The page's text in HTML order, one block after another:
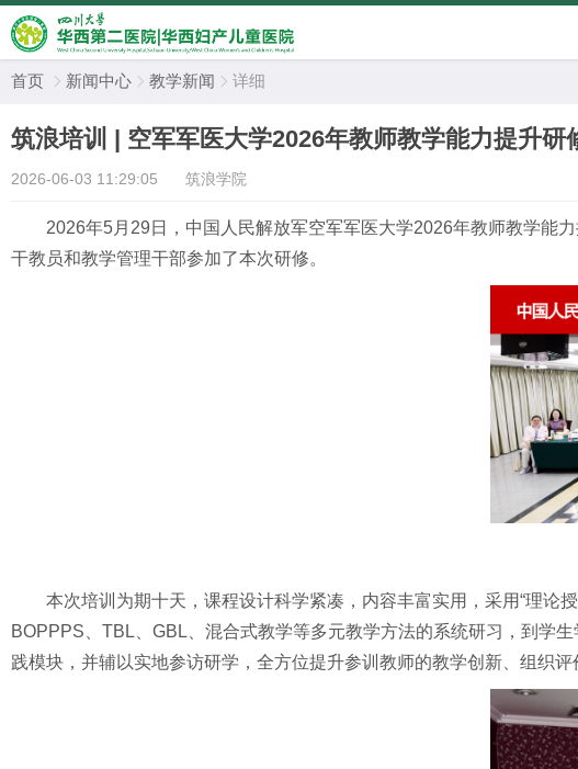
首页  新闻中心  教学新闻  详细
筑浪培训 | 空军军医大学2026年教师教学能力提升研
2026-06-03 11:29:05 筑浪学院
2026年5月 29 日，中国人民解放军空军军医大学2026年教师教学能
干教员和教学管理干部参加了本次研修。
本次培训为期十天，课程设计科学紧凑，内容丰富实用，采用“理论
BOPPPS、TBL、GBL、混合式教学等多元教学方法的系统研习，到学
践模块，并辅以实地参访研学，全方位提升参训教师的教学创新、组织评